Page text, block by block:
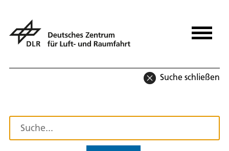
Suche schließen